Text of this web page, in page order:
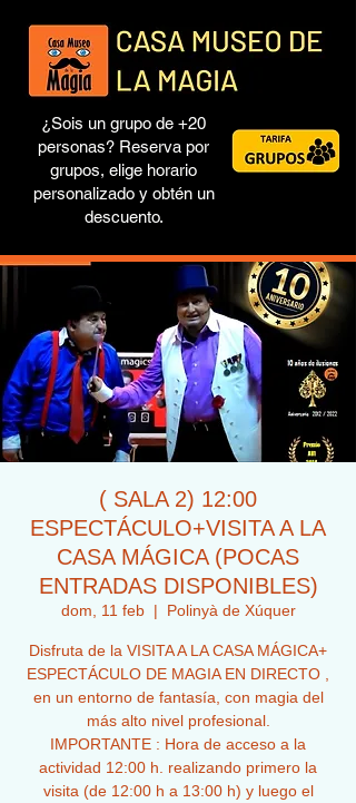
¿Sois un grupo de +20
personas? Reserva por
grupos, elige horario
personalizado y obtén un
descuento.
( SALA 2) 12:00
ESPECTÁCULO+VISITA A LA
CASA MÁGICA (POCAS
ENTRADAS DISPONIBLES)
dom, 11 feb
  |
Polinyà de Xúquer
Disfruta de la VISITA A LA CASA MÁGICA+
ESPECTÁCULO DE MAGIA EN DIRECTO ,
en un entorno de fantasía, con magia del
más alto nivel profesional.
IMPORTANTE : Hora de acceso a la
actividad 12:00 h. realizando primero la
visita (de 12:00 h a 13:00 h) y luego el